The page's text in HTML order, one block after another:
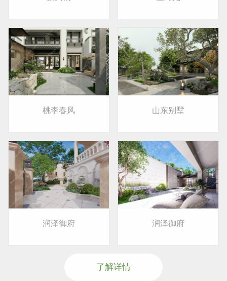
桃李春风 山东别墅
润泽御府 润泽御府
了解详情